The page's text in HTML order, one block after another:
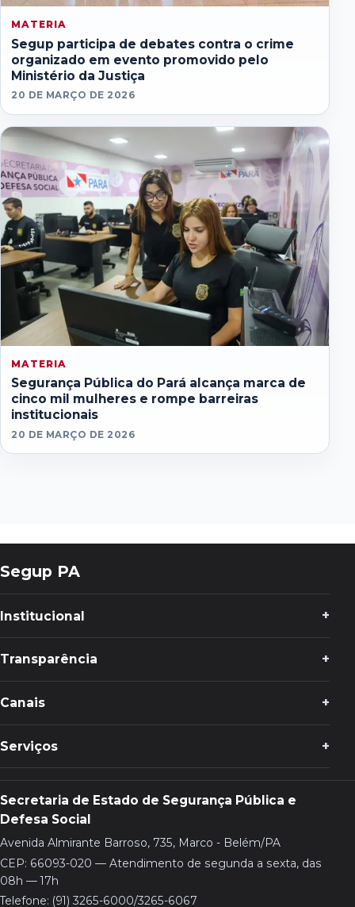
MATERIA
Segup participa de debates contra o crime
organizado em evento promovido pelo
Ministério da Justiça
20 DE MARÇO DE 2026
MATERIA
Segurança Pública do Pará alcança marca de
cinco mil mulheres e rompe barreiras
institucionais
20 DE MARÇO DE 2026
Segup PA
Institucional
Transparência
Canais
Serviços
Secretaria de Estado de Segurança Pública e
Defesa Social
Avenida Almirante Barroso, 735, Marco - Belém/PA
CEP: 66093-020 — Atendimento de segunda a sexta, das
08h — 17h
Telefone: (91) 3265-6000/3265-6067